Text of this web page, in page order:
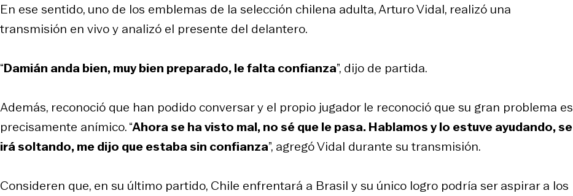
En ese sentido, uno de los emblemas de la selección chilena adulta, Arturo Vidal, realizó una
transmisión en vivo y analizó el presente del delantero.
“Damián anda bien, muy bien preparado, le falta confianza”, dijo de partida.
Además, reconoció que han podido conversar y el propio jugador le reconoció que su gran problema es
precisamente anímico. “Ahora se ha visto mal, no sé que le pasa. Hablamos y lo estuve ayudando, se
irá soltando, me dijo que estaba sin confianza”, agregó Vidal durante su transmisión.
Consideren que, en su último partido, Chile enfrentará a Brasil y su único logro podría ser aspirar a los